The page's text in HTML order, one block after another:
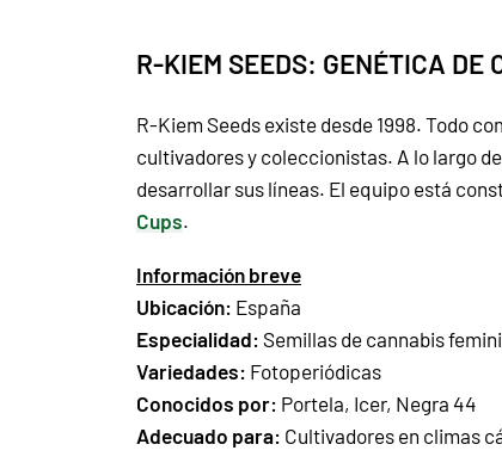
R-KIEM SEEDS: GENÉTICA DE
R-Kiem Seeds existe desde 1998. Todo
cultivadores y coleccionistas. A lo largo
desarrollar sus líneas. El equipo está
Cups.
Información breve
Ubicación: España
Especialidad: Semillas de cannabis
Variedades: Fotoperiódicas
Conocidos por: Portela, Icer, Negra 44
Adecuado para: Cultivadores en climas